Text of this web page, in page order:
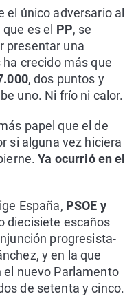
el único adversario al
es el PP, se
presentar una
crecido más que
, dos puntos y
uno. Ni frío ni calor.
papel que el de
si alguna vez hiciera
Ya ocurrió en el
España, PSOE y
diecisiete escaños
progresista-
y en la que
el nuevo Parlamento
de setenta y cinco.